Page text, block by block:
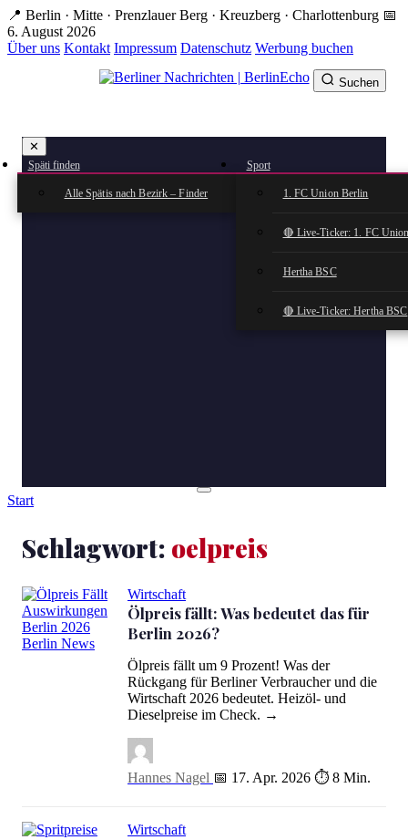
Zum
Hauptinhalt
springen
📍 Berlin · Mitte · Prenzlauer Berg · Kreuzberg · Charlottenburg 📅
6. August 2026
Über uns Kontakt Impressum Datenschutz Werbung buchen
✕
Späti finden
Alle Spätis nach Bezirk – Finder
Sport
1. FC Union Berlin
🔴 Live-Ticker: 1. FC
Hertha BSC
🔴 Live-Ticker: Hertha BSC
Suchen
Start
Schlagwort: oelpreis
Ölpreis fällt: Was bedeutet das für Berlin 2026?
Wirtschaft
Ölpreis fällt: Was bedeutet das für
Berlin 2026?
Ölpreis fällt um 9 Prozent! Was der
Rückgang für Berliner Verbraucher und die
Wirtschaft 2026 bedeutet. Heizöl- und
Dieselpreise im Check. →
Hannes Nagel 📅 17. Apr. 2026 ⏱ 8 Min.
Wirtschaft